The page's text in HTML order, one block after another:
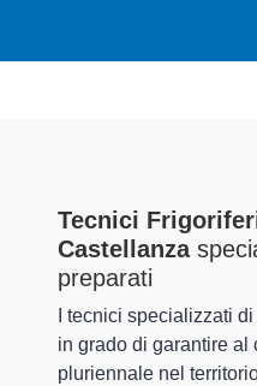
Tecnici
Castellanza
preparati
I tecnici specializzati
in grado di garantire al
pluriennale nel